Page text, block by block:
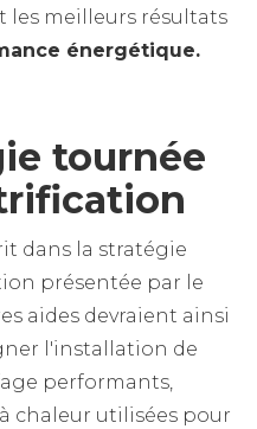
les meilleurs résultats
énergétique.
tournée
dans la stratégie
présentée par le
aides devraient ainsi
l'installation de
performants,
chaleur utilisées pour